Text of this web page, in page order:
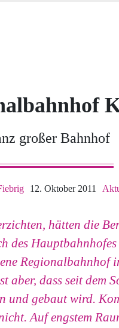
großer Bahnhof
12. Oktober 2011
hätten die
des
Regionalbahnhof
aber, dass seit dem
und gebaut wird.
Auf engstem